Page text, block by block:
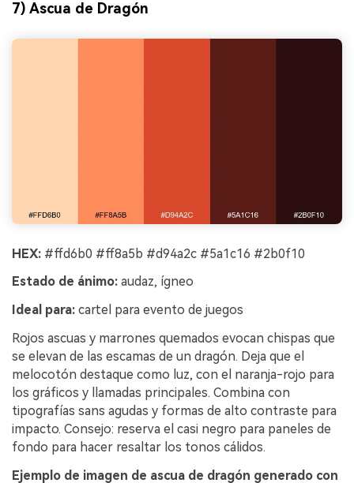
7) Ascua de Dragón
HEX: #ffd6b0 #ff8a5b #d94a2c #5a1c16 #2b0f10
Estado de ánimo: audaz, ígneo
Ideal para: cartel para evento de juegos
Rojos ascuas y marrones quemados evocan chispas que
se elevan de las escamas de un dragón. Deja que el
melocotón destaque como luz, con el naranja-rojo para
los gráficos y llamadas principales. Combina con
tipografías sans agudas y formas de alto contraste para
impacto. Consejo: reserva el casi negro para paneles de
fondo para hacer resaltar los tonos cálidos.
Ejemplo de imagen de ascua de dragón generado con